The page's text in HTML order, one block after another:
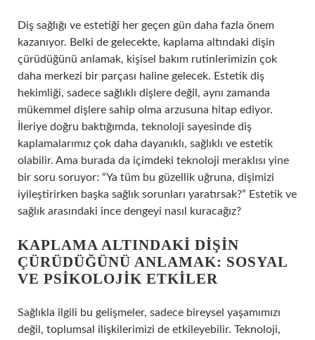
Diş sağlığı ve estetiği her geçen gün daha fazla önem
kazanıyor. Belki de gelecekte, kaplama altındaki dişin
çürüdüğünü anlamak, kişisel bakım rutinlerimizin çok
daha merkezi bir parçası haline gelecek. Estetik diş
hekimliği, sadece sağlıklı dişlere değil, aynı zamanda
mükemmel dişlere sahip olma arzusuna hitap ediyor.
İleriye doğru baktığımda, teknoloji sayesinde diş
kaplamalarımız çok daha dayanıklı, sağlıklı ve estetik
olabilir. Ama burada da içimdeki teknoloji meraklısı yine
bir soru soruyor: “Ya tüm bu güzellik uğruna, dişimizi
iyileştirirken başka sağlık sorunları yaratırsak?” Estetik ve
sağlık arasındaki ince dengeyi nasıl kuracağız?
KAPLAMA ALTINDAKI DIŞIN
ÇÜRÜDÜĞÜNÜ ANLAMAK: SOSYAL
VE PSIKOLOJIK ETKILER
Sağlıkla ilgili bu gelişmeler, sadece bireysel yaşamımızı
değil, toplumsal ilişkilerimizi de etkileyebilir. Teknoloji,